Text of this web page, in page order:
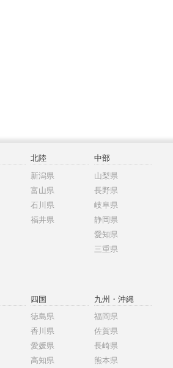
北陸
新潟県
富山県
石川県
福井県
中部
山梨県
長野県
岐阜県
静岡県
愛知県
三重県
四国
徳島県
香川県
愛媛県
高知県
九州・沖縄
福岡県
佐賀県
長崎県
熊本県